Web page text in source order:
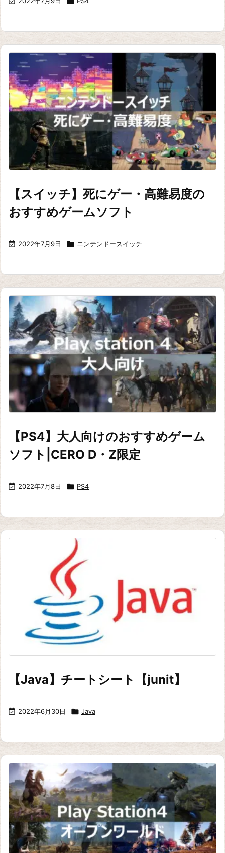
【スイッチ】死にゲー・高難易度の
おすすめゲームソフト
 2022年7月9日  ニンテンドースイッチ
【PS4】大人向けのおすすめゲーム
ソフト|CERO D・Z限定
 2022年7月8日  PS4
【Java】チートシート【junit】
 2022年6月30日  Java